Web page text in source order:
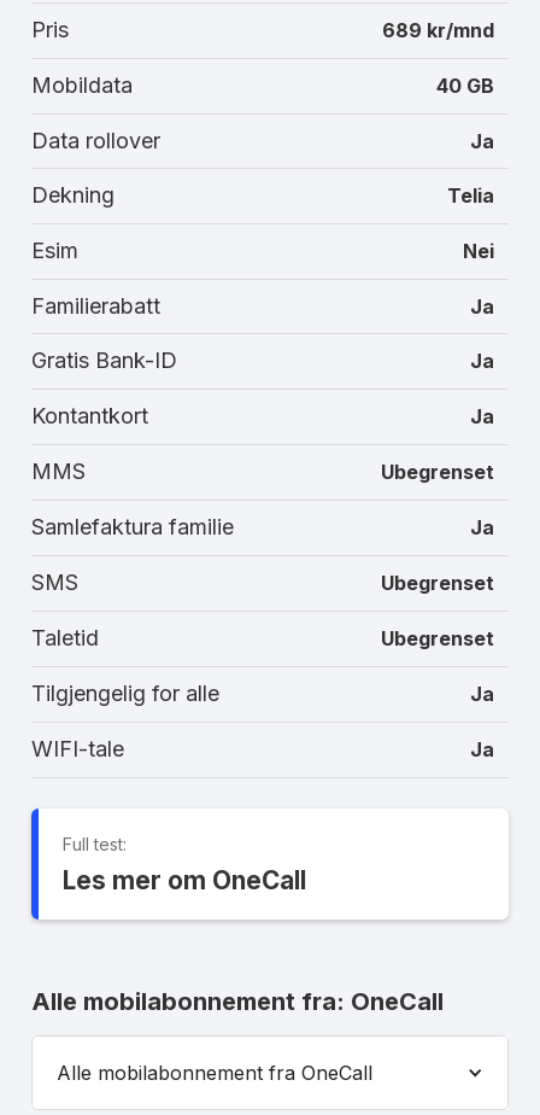
Pris 689 kr/mnd
Mobildata 40 GB
Data rollover Ja
Dekning Telia
Esim Nei
Familierabatt Ja
Gratis Bank-ID Ja
Kontantkort Ja
MMS Ubegrenset
Samlefaktura familie Ja
SMS Ubegrenset
Taletid Ubegrenset
Tilgjengelig for alle Ja
WIFI-tale Ja
Full test:
Les mer om OneCall
Alle mobilabonnement fra: OneCall
Alle mobilabonnement fra OneCall